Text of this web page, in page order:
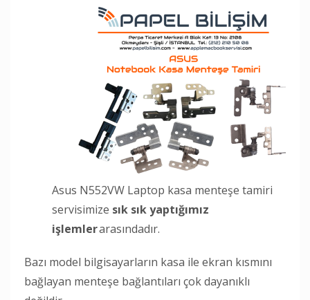
Asus N552VW Laptop kasa menteşe tamiri
servisimize sık sık yaptığımız
işlemlerarasındadır.
Bazı model bilgisayarların kasa ile ekran kısmını
bağlayan menteşe bağlantıları çok dayanıklı